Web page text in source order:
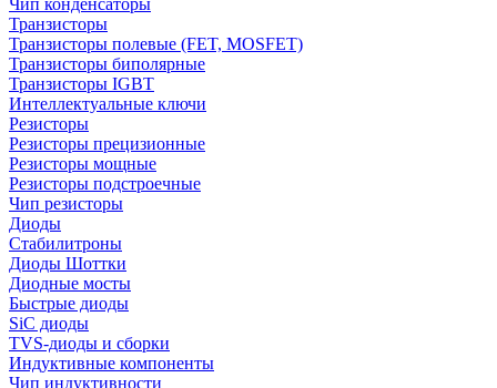
Чип конденсаторы
Транзисторы
Транзисторы полевые (FET, MOSFET)
Транзисторы биполярные
Транзисторы IGBT
Интеллектуальные ключи
Резисторы
Резисторы прецизионные
Резисторы мощные
Резисторы подстроечные
Чип резисторы
Диоды
Стабилитроны
Диоды Шоттки
Диодные мосты
Быстрые диоды
SiC диоды
TVS-диоды и сборки
Индуктивные компоненты
Чип индуктивности